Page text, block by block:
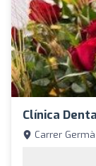
Clínica
Carrer